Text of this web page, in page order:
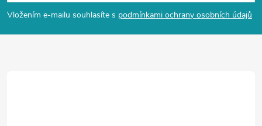
p
a
Vložením e-mailu souhlasíte s podmínkami ochrany osobních údajů